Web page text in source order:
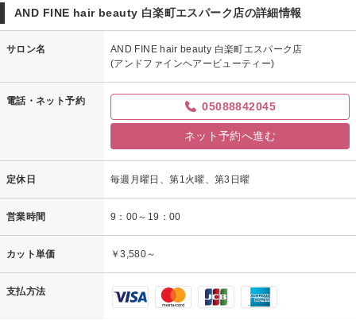
AND FINE hair beauty 白楽町エスパーク店の詳細情報
サロン名
AND FINE hair beauty 白楽町エスパーク店
(アンドファインヘアービューティー)
電話・ネット予約 05088842045
ネット予約へ進む
定休日 毎週月曜日、第1火曜、第3日曜
営業時間 9：00～19：00
カット単価 ￥3,580～
支払方法